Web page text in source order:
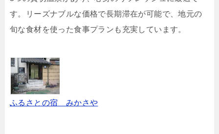
す。リーズナブルな価格で長期滞在が可能で、地元の
旬な食材を使った食事プランも充実しています。
ふるさとの宿 みかさや